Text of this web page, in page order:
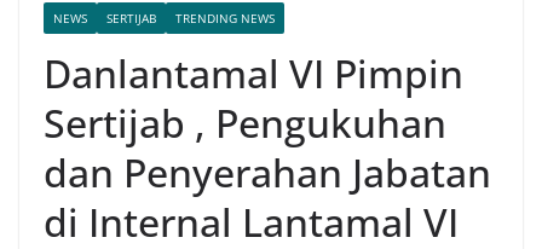
NEWS SERTIJAB TRENDING NEWS
Danlantamal VI Pimpin
Sertijab , Pengukuhan
dan Penyerahan Jabatan
di Internal Lantamal VI